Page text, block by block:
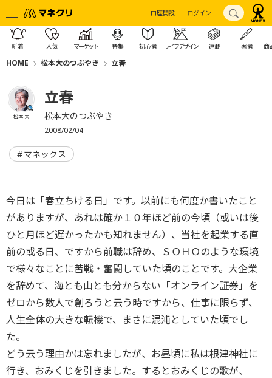
口座開設 ログイン
新着 人気 マーケット 特集 初心者 ライフデザイン 連載 著者 商
HOME 松本大のつぶやき 立春
松本 大
立春
松本大のつぶやき
2008/02/04
マネックス
今日は「春立ちける日」です。以前にも何度か書いたこと
がありますが、あれは確か１０年ほど前の今頃（或いは後
ひと月ほど遅かったかも知れません）、当社を起業する直
前の或る日、ですから前職は辞め、ＳＯＨＯのような環境
で様々なことに苦戦・奮闘していた頃のことです。大企業
を辞めて、海とも山とも分からない「オンライン証券」を
ゼロから数人で創ろうと云う時ですから、仕事に限らず、
人生全体の大きな転機で、まさに混沌としていた頃でし
た。
どう云う理由かは忘れましたが、お昼頃に私は根津神社に
行き、おみくじを引きました。するとおみくじの歌が、